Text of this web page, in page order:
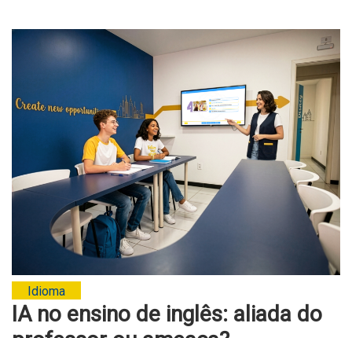
Idioma
IA no ensino de inglês: aliada do